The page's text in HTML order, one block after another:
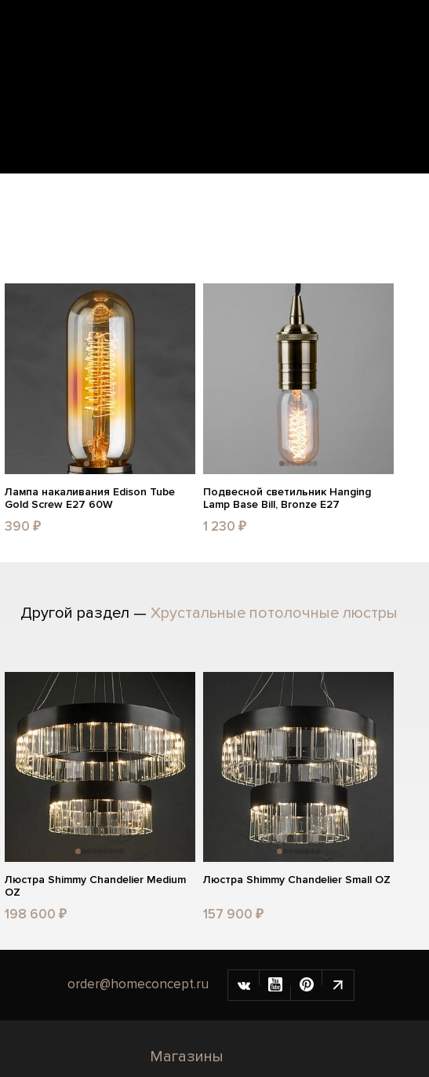
Лампа накаливания Edison Tube
Gold Screw E27 60W
390 ₽
Подвесной светильник Hanging
Lamp Base Bill, Bronze E27
1 230 ₽
Другой раздел — Хрустальные потолочные люстры
Люстра Shimmy Chandelier Medium
OZ
198 600 ₽
Люстра Shimmy Chandelier Small OZ
157 900 ₽
order@homeconcept.ru
Магазины